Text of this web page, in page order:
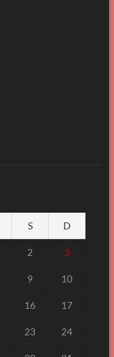
S D
2 3
9 10
16 17
23 24